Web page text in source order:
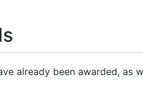
already been awarded, as